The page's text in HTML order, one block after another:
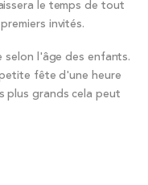
le temps de tout
invités.
selon l'âge des enfants.
fête d'une heure
plus grands cela peut